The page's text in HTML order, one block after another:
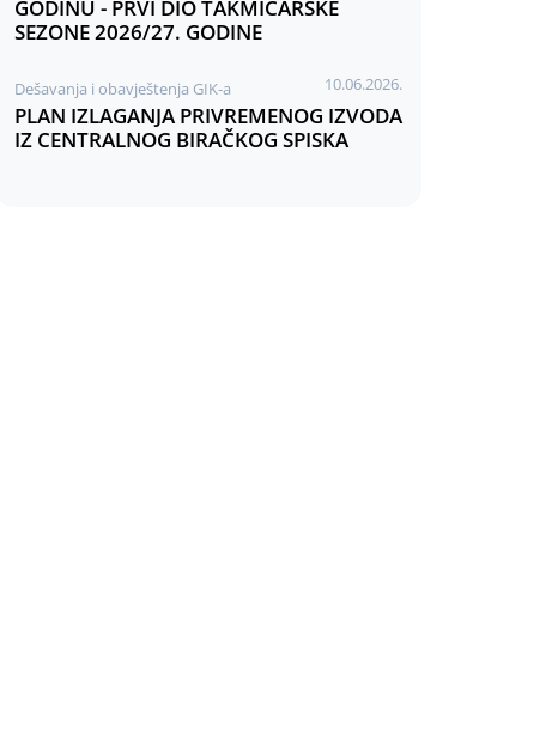
GODINU - PRVI DIO TAKMIČARSKE
SEZONE 2026/27. GODINE
Dešavanja i obavještenja GIK-a 10.06.2026.
PLAN IZLAGANJA PRIVREMENOG IZVODA
IZ CENTRALNOG BIRAČKOG SPISKA